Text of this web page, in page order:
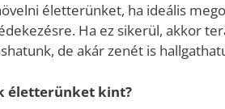
életterünket, ha ideális
Ha ez sikerül, akkor
de akár zenét is
életterünket kint?